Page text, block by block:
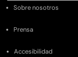
Sobre nosotros
Prensa
Accesibilidad